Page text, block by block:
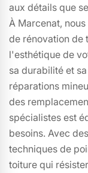
aux détails que
À Marcenat,
de rénovation de
l'esthétique de
sa durabilité et
réparations
des
spécialistes est
besoins. Avec
techniques de
toiture qui